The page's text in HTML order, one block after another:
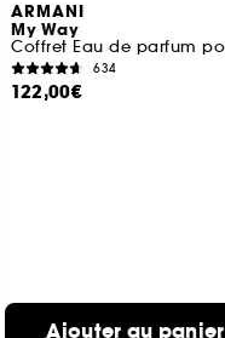
ARMANI
My Way
634
122,00€
Ajouter au panier